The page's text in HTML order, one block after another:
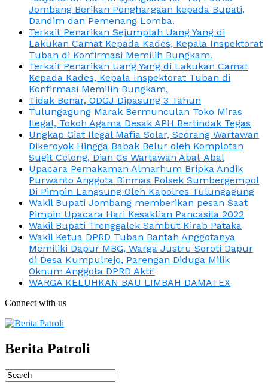
Jombang Berikan Penghargaan kepada Bupati,
Dandim dan Pemenang Lomba.
Terkait Penarikan Sejumplah Uang Yang di
Lakukan Camat Kepada Kades, Kepala Inspektorat
Tuban di Konfirmasi Memilih Bungkam.
Terkait Penarikan Uang Yang di Lakukan Camat
Kepada Kades, Kepala Inspektorat Tuban di
Konfirmasi Memilih Bungkam.
Tidak Benar, ODGJ Dipasung 3 Tahun
Tulungagung Marak Bermunculan Toko Miras
Ilegal, Tokoh Agama Desak APH Bertindak Tegas
Ungkap Giat Ilegal Mafia Solar, Seorang Wartawan
Dikeroyok Hingga Babak Belur oleh Komplotan
Sugit Celeng, Dian Cs Wartawan Abal-Abal
Upacara Pemakaman Almarhum Bripka Andik
Purwanto Anggota Binmas Polsek Sumbergempol
Di Pimpin Langsung Oleh Kapolres Tulungagung
Wakil Bupati Jombang memberikan pesan Saat
Pimpin Upacara Hari Kesaktian Pancasila 2022
Wakil Bupati Trenggalek Sambut Kirab Pataka
Wakil Ketua DPRD Tuban Bantah Anggotanya
Memiliki Dapur MBG, Warga Justru Soroti Dapur
di Desa Kumpulrejo, Parengan Diduga Milik
Oknum Anggota DPRD Aktif
WARGA KELUHKAN BAU LIMBAH DAMATEX
Connect with us
Berita Patroli